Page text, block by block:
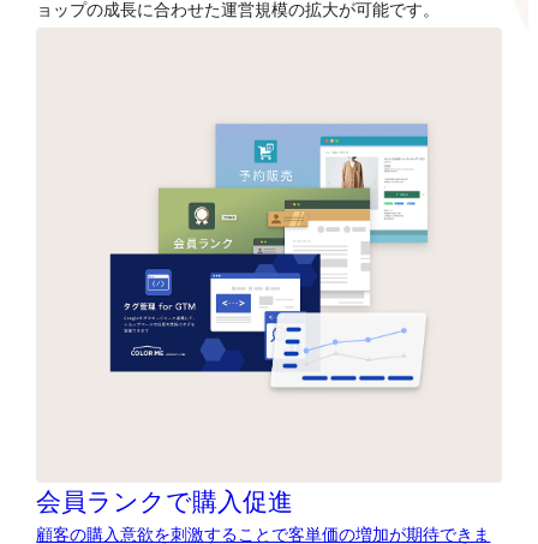
ョップの成長に合わせた運営規模の拡大が可能です。
会員ランクで購入促進
顧客の購入意欲を刺激することで客単価の増加が期待できま